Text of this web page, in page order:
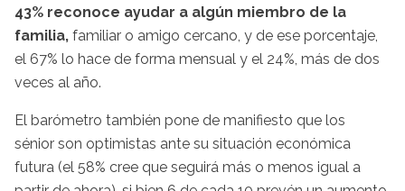
43% reconoce ayudar a algún miembro de la
familia, familiar o amigo cercano, y de ese porcentaje,
el 67% lo hace de forma mensual y el 24%, más de dos
veces al año.
El barómetro también pone de manifiesto que los
sénior son optimistas ante su situación económica
futura (el 58% cree que seguirá más o menos igual a